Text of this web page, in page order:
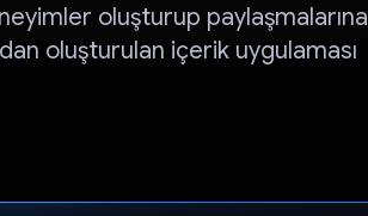
oluşturup paylaşmalarına
oluşturulan içerik uygulaması